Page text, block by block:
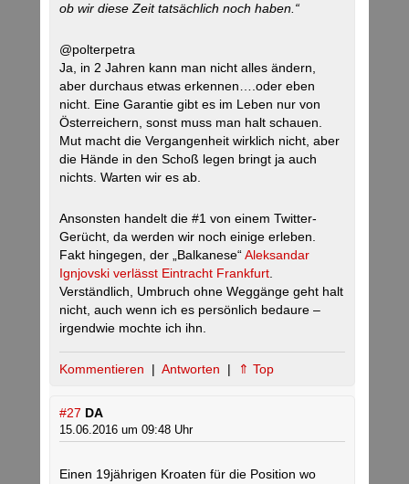
ob wir diese Zeit tatsächlich noch haben.“
@polterpetra
Ja, in 2 Jahren kann man nicht alles ändern,
aber durchaus etwas erkennen….oder eben
nicht. Eine Garantie gibt es im Leben nur von
Österreichern, sonst muss man halt schauen.
Mut macht die Vergangenheit wirklich nicht, aber
die Hände in den Schoß legen bringt ja auch
nichts. Warten wir es ab.
Ansonsten handelt die #1 von einem Twitter-
Gerücht, da werden wir noch einige erleben.
Fakt hingegen, der „Balkanese“Aleksandar
Ignjovski verlässt Eintracht Frankfurt.
Verständlich, Umbruch ohne Weggänge geht halt
nicht, auch wenn ich es persönlich bedaure –
irgendwie mochte ich ihn.
Kommentieren | Antworten | ⇑ Top
#27 DA
15.06.2016 um 09:48 Uhr
Einen 19jährigen Kroaten für die Position wo